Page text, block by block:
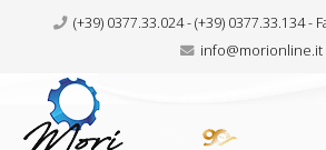
(+39) 0377.33.024 - (+39) 0377.33.134 -
info@morionline.it